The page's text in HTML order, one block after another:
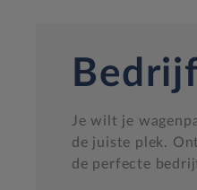
Je wilt je
de juiste plek.
de perfecte